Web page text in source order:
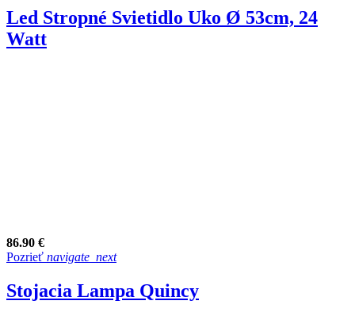
Led Stropné Svietidlo Uko Ø 53cm, 24
Watt
86.90 €
Pozrieť navigate_next
Stojacia Lampa Quincy